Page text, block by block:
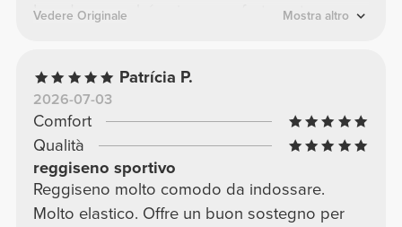
Lo adoro perché unisce comfort, sostegno e
esitazione.
Vedere Originale Mostra altro
Patrícia P.
2026-07-03
Comfort
Qualità
reggiseno sportivo
Reggiseno molto comodo da indossare.
Molto elastico. Offre un buon sostegno per